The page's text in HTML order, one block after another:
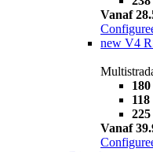
Vanaf
new V4
Vanaf